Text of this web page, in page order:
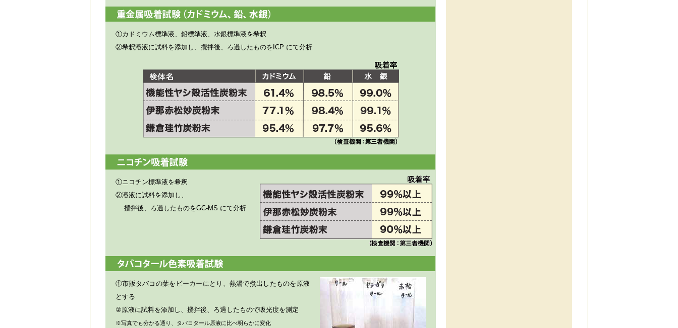
①カドミウム標準液、鉛標準液、水銀標準液を希釈
②希釈溶液に試料を添加し、攪拌後、ろ過したものをICP にて分析
①ニコチン標準液を希釈
②溶液に試料を添加し、
攪拌後、ろ過したものをGC-MS にて分析
①市販タバコの葉をビーカーにとり、熱湯で煮出したものを原液
とする
②原液に試料を添加し、攪拌後、ろ過したもので吸光度を測定
※写真でも分かる通り、タバコタール原液に比べ明らかに変化